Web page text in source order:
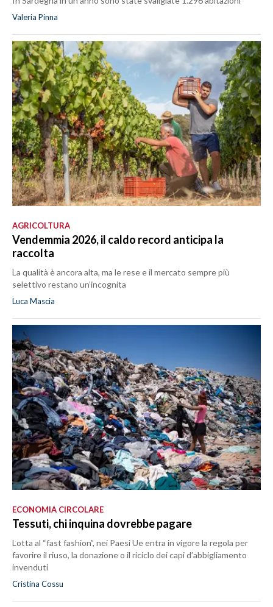
Valeria Pinna
AGRICOLTURA
Vendemmia 2026, il caldo record anticipa la
raccolta
La qualità è ancora alta, ma le rese e il mercato sempre più
selettivo restano un’incognita
Luca Mascia
ECONOMIA CIRCOLARE
Tessuti, chi inquina dovrebbe pagare
Lotta al “fast fashion”, nei Paesi Ue entra in vigore la regola per
favorire il riuso, la donazione o il riciclo dei capi d’abbigliamento
invenduti
Cristina Cossu